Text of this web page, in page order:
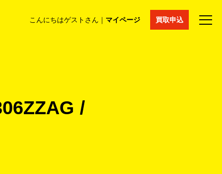
こんにちはゲストさん｜ マイページ 買取申込
コラム マイページ 採用情報 通販サイト
/